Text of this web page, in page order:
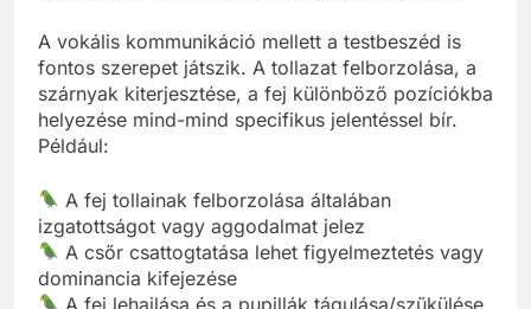
A vokális kommunikáció mellett a testbeszéd is
fontos szerepet játszik. A tollazat felborzolása, a
szárnyak kiterjesztése, a fej különböző pozíciókba
helyezése mind-mind specifikus jelentéssel bír.
Például:
A fej tollainak felborzolása általában
izgatottságot vagy aggodalmat jelez
A csőr csattogtatása lehet figyelmeztetés vagy
dominancia kifejezése
A fej lehajlása és a pupillák tágulása/szűkülése